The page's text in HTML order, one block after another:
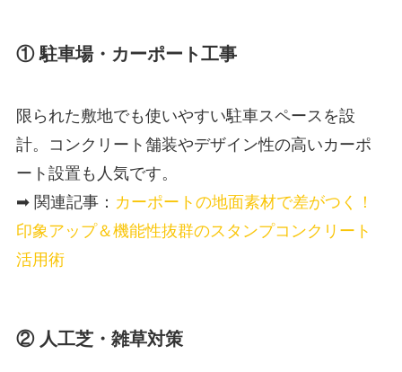
① 駐車場・カーポート工事
限られた敷地でも使いやすい駐車スペースを設
計。コンクリート舗装やデザイン性の高いカーポ
ート設置も人気です。
➡ 関連記事： カーポートの地面素材で差がつく！
印象アップ＆機能性抜群のスタンプコンクリート
活用術
② 人工芝・雑草対策